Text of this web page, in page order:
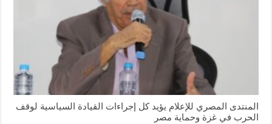
المنتدى المصري للإعلام يؤيد كل إجراءات القيادة السياسية لوقف
الحرب في غزة وحماية مصر